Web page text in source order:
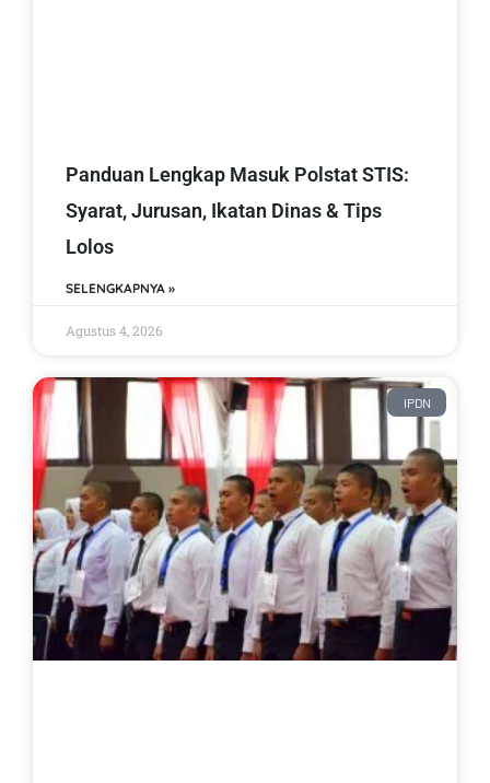
Panduan Lengkap Masuk Polstat STIS:
Syarat, Jurusan, Ikatan Dinas & Tips
Lolos
SELENGKAPNYA »
Agustus 4, 2026
IPDN